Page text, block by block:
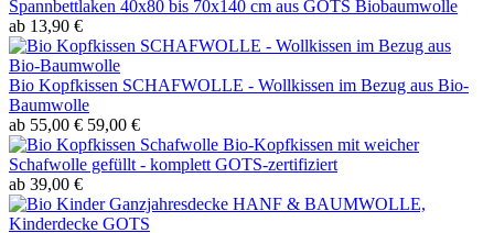
Spannbettlaken 40x80 bis 70x140 cm aus GOTS Biobaumwolle
ab 13,90 €
Bio Kopfkissen SCHAFWOLLE - Wollkissen im Bezug aus Bio-
Baumwolle
ab 55,00 € 59,00 €
Bio-Kopfkissen mit weicher
Schafwolle gefüllt - komplett GOTS-zertifiziert
ab 39,00 €